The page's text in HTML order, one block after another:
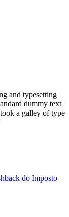
and typesetting
dummy text
a galley of type